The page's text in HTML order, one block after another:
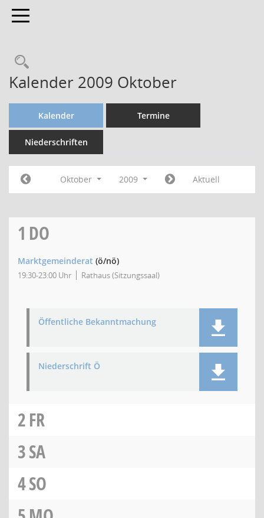
Toggle navigation
Kalender 2009 Oktober
Kalender Termine
Niederschriften
Oktober 2009 Aktuell
1 DO
Marktgemeinderat (ö/nö)
19:30-23:00 Uhr Rathaus (Sitzungssaal)
Öffentliche Bekanntmachung
Niederschrift Ö
2FR
3SA
4SO